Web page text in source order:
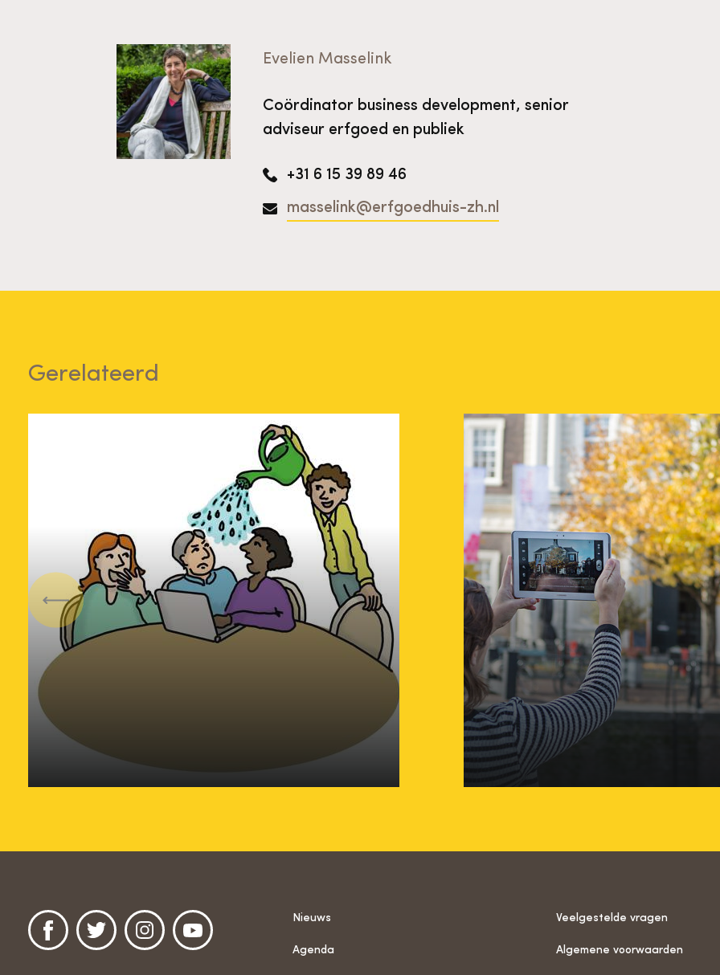
Evelien Masselink
Coördinator business development, senior
adviseur erfgoed en publiek
+31 6 15 39 89 46
masselink@erfgoedhuis-zh.nl
Gerelateerd
Factsheet
Collectiehulpverlening
Factsheet Sociale
optimaal inzetten
Vorige
Nieuws
Agenda
Veelgestelde vragen
Algemene voorwaarden